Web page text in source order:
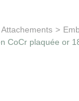
Attachements >
CoCr plaquée or